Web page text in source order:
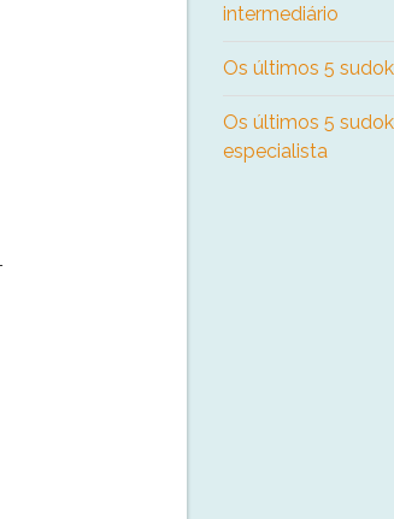
intermediário
Os últimos 5
Os últimos 5
especialista